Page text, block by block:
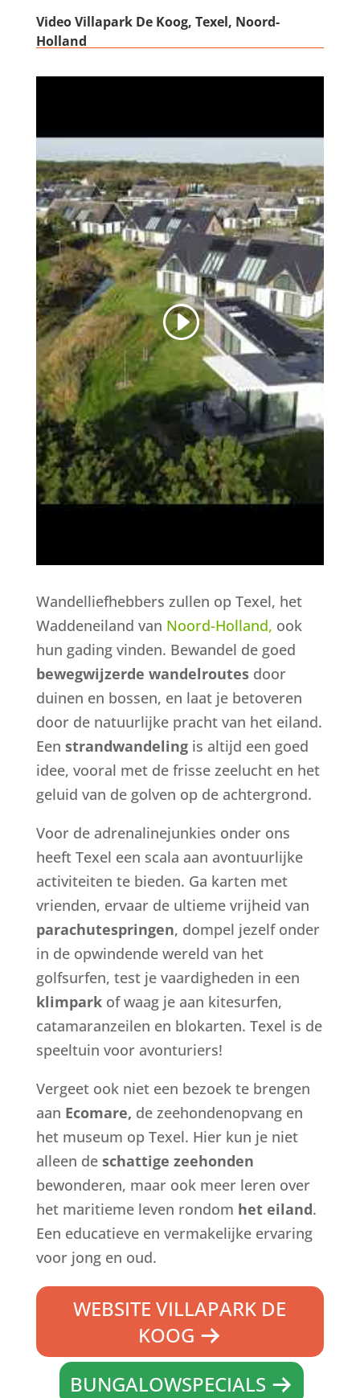
Video Villapark De Koog, Texel, Noord-
Holland
Wandelliefhebbers zullen op Texel, het
Waddeneiland van Noord-Holland, ook
hun gading vinden. Bewandel de goed
bewegwijzerde wandelroutesdoor
duinen en bossen, en laat je betoveren
door de natuurlijke pracht van het eiland.
Een strandwandelingis altijd een goed
idee, vooral met de frisse zeelucht en het
geluid van de golven op de achtergrond.
Voor de adrenalinejunkies onder ons
heeft Texel een scala aan avontuurlijke
activiteiten te bieden. Ga karten met
vrienden, ervaar de ultieme vrijheid van
parachutespringen, dompel jezelf onder
in de opwindende wereld van het
golfsurfen, test je vaardigheden in een
klimparkof waag je aan kitesurfen,
catamaranzeilen en blokarten. Texel is de
speeltuin voor avonturiers!
Vergeet ook niet een bezoek te brengen
aan Ecomare, de zeehondenopvang en
het museum op Texel. Hier kun je niet
alleen de schattige zeehonden
bewonderen, maar ook meer leren over
het maritieme leven rondom het eiland.
Een educatieve en vermakelijke ervaring
voor jong en oud.
WEBSITE VILLAPARK DE
KOOG
BUNGALOWSPECIALS